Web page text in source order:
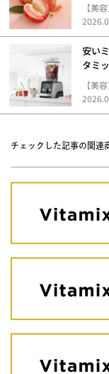
【美
安い
タミ
【美
チェックした記事の関連